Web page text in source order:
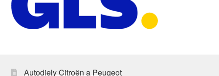
Autodiely Citroën a Peugeot